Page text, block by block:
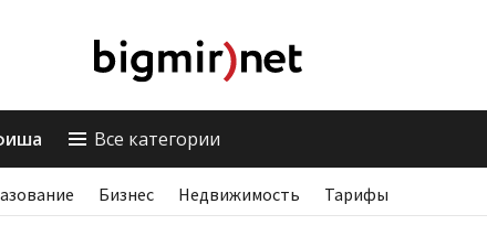
Все категории
Бизнес Недвижимость Тарифы